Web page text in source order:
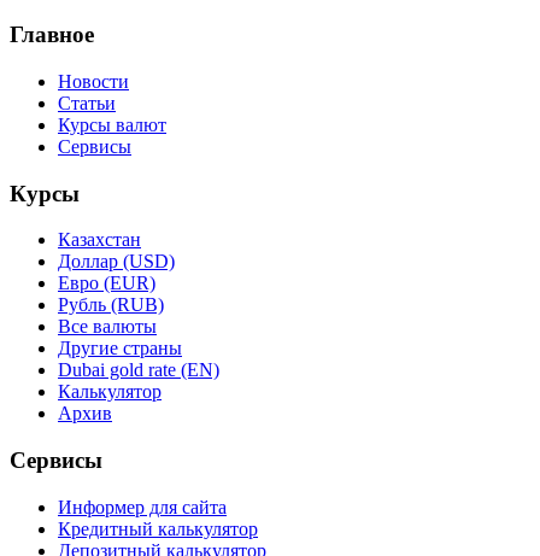
Главное
Новости
Статьи
Курсы валют
Сервисы
Курсы
Казахстан
Доллар (USD)
Евро (EUR)
Рубль (RUB)
Все валюты
Другие страны
Dubai gold rate (EN)
Калькулятор
Архив
Сервисы
Информер для сайта
Кредитный калькулятор
Депозитный калькулятор